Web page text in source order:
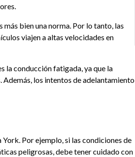
bien una norma. Por lo tanto, las
viajen a altas velocidades en
la conducción fatigada, ya que la
los intentos de adelantamiento
Por ejemplo, si las condiciones de
peligrosas, debe tener cuidado con